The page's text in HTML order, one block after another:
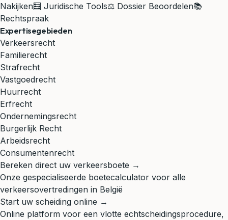
Nakijken🧮 Juridische Tools⚖️ Dossier Beoordelen📚
Rechtspraak
Expertisegebieden
Verkeersrecht
Familierecht
Strafrecht
Vastgoedrecht
Huurrecht
Erfrecht
Ondernemingsrecht
Burgerlijk Recht
Arbeidsrecht
Consumentenrecht
Bereken direct uw verkeersboete →
Onze gespecialiseerde boetecalculator voor alle
verkeersovertredingen in België
Start uw scheiding online →
Online platform voor een vlotte echtscheidingsprocedure,